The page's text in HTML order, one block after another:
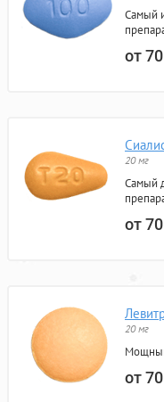
Самый
от
20 мг
Самый
от
20 мг
от